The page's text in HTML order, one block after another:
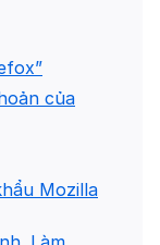
của
Mozilla